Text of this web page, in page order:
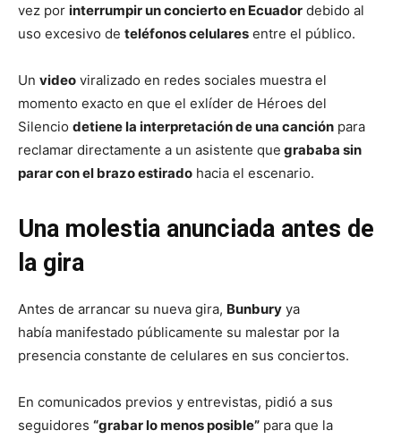
vez por interrumpir un concierto en Ecuador debido al
uso excesivo de teléfonos celulares entre el público.
Un video viralizado en redes sociales muestra el
momento exacto en que el exlíder de Héroes del
Silencio detiene la interpretación de una canción para
reclamar directamente a un asistente que grababa sin
parar con el brazo estirado hacia el escenario.
Una molestia anunciada antes de
la gira
Antes de arrancar su nueva gira, Bunbury ya
había manifestado públicamente su malestar por la
presencia constante de celulares en sus conciertos.
En comunicados previos y entrevistas, pidió a sus
seguidores “grabar lo menos posible” para que la